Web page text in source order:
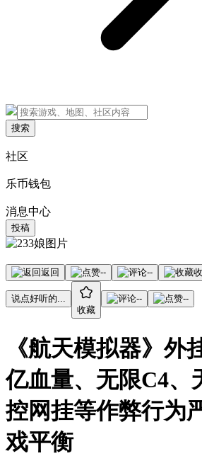
搜索
社区
乐币钱包
消息中心
投稿
返回 -- --
说点好听的...
收藏
-- --
《航天模拟器》外
亿血量、无限C4、
控网挂等作弊行为
戏平衡